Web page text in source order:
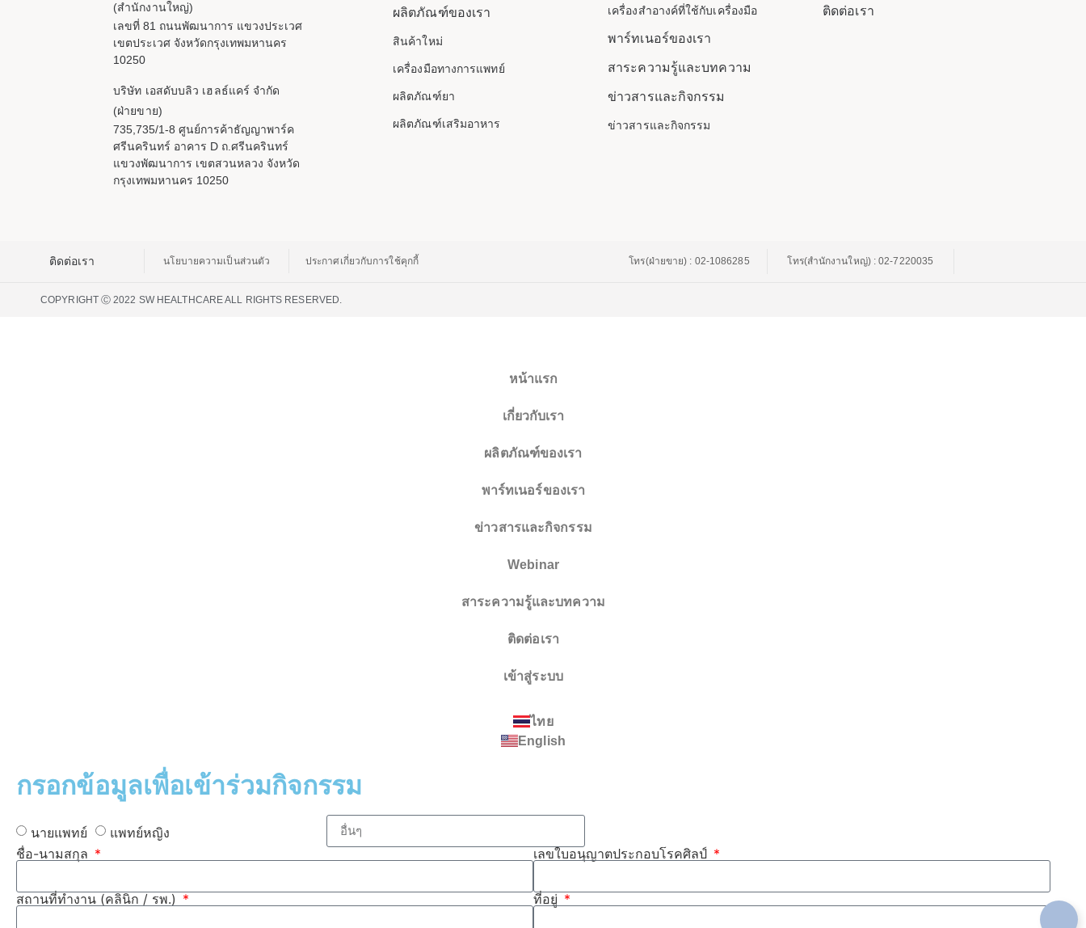
(สำนักงานใหญ่)
เลขที่ 81 ถนนพัฒนาการ แขวงประเวศ
เขตประเวศ จังหวัดกรุงเทพมหานคร
10250
บริษัท เอสดับบลิว เฮลธ์แคร์ จำกัด
(ฝ่ายขาย)
735,735/1-8 ศูนย์การค้าธัญญาพาร์ค
ศรีนครินทร์ อาคาร D ถ.ศรีนครินทร์
แขวงพัฒนาการ เขตสวนหลวง จังหวัด
กรุงเทพมหานคร 10250
ผลิตภัณฑ์ของเรา
สินค้าใหม่
เครื่องมือทางการแพทย์
ผลิตภัณฑ์ยา
ผลิตภัณฑ์เสริมอาหาร
เครื่องสำอางค์ที่ใช้กับเครื่องมือ
พาร์ทเนอร์ของเรา
สาระความรู้และบทความ
ข่าวสารและกิจกรรม
ข่าวสารและกิจกรรม
ติดต่อเรา
ติดต่อเรา นโยบายความเป็นส่วนตัว ประกาศเกี่ยวกับการใช้คุกกี้ โทร(ฝ่ายขาย) : 02-1086285 โทร(สำนักงานใหญ่) : 02-7220035
COPYRIGHT Ⓒ 2022 SW HEALTHCARE ALL RIGHTS RESERVED.
หน้าแรก
เกี่ยวกับเรา
ผลิตภัณฑ์ของเรา
พาร์ทเนอร์ของเรา
ข่าวสารและกิจกรรม
Webinar
สาระความรู้และบทความ
ติดต่อเรา
เข้าสู่ระบบ
ไทย
English
กรอกข้อมูลเพื่อเข้าร่วมกิจกรรม
นายแพทย์
แพทย์หญิง
ชื่อ-นามสกุล
เลขใบอนุญาตประกอบโรคศิลป์
สถานที่ทำงาน (คลินิก / รพ.) ที่อยู่